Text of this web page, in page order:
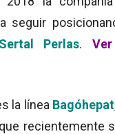
seguir
Sertal Perlas.
la línea Bagóhepat
que recientemente